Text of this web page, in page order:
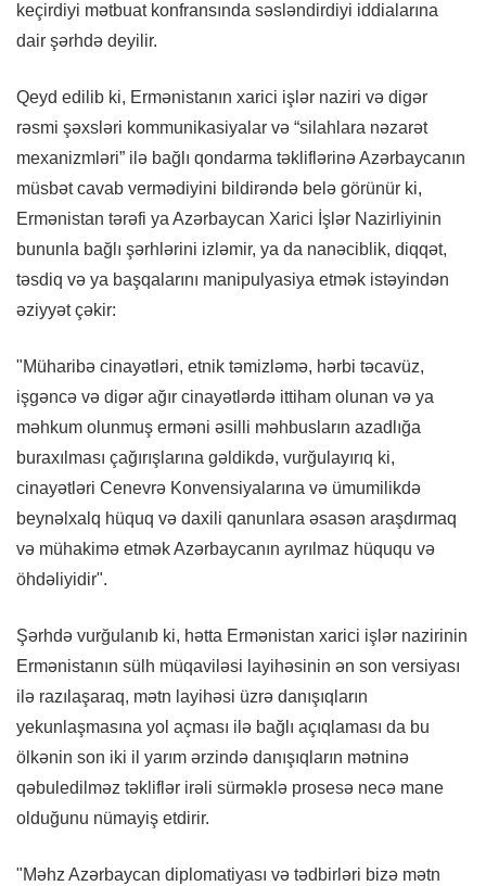
keçirdiyi mətbuat konfransında səsləndirdiyi iddialarına
dair şərhdə deyilir.
Qeyd edilib ki, Ermənistanın xarici işlər naziri və digər
rəsmi şəxsləri kommunikasiyalar və “silahlara nəzarət
mexanizmləri” ilə bağlı qondarma təkliflərinə Azərbaycanın
müsbət cavab vermədiyini bildirəndə belə görünür ki,
Ermənistan tərəfi ya Azərbaycan Xarici İşlər Nazirliyinin
bununla bağlı şərhlərini izləmir, ya da nanəciblik, diqqət,
təsdiq və ya başqalarını manipulyasiya etmək istəyindən
əziyyət çəkir:
"Müharibə cinayətləri, etnik təmizləmə, hərbi təcavüz,
işgəncə və digər ağır cinayətlərdə ittiham olunan və ya
məhkum olunmuş erməni əsilli məhbusların azadlığa
buraxılması çağırışlarına gəldikdə, vurğulayırıq ki,
cinayətləri Cenevrə Konvensiyalarına və ümumilikdə
beynəlxalq hüquq və daxili qanunlara əsasən araşdırmaq
və mühakimə etmək Azərbaycanın ayrılmaz hüququ və
öhdəliyidir".
Şərhdə vurğulanıb ki, hətta Ermənistan xarici işlər nazirinin
Ermənistanın sülh müqaviləsi layihəsinin ən son versiyası
ilə razılaşaraq, mətn layihəsi üzrə danışıqların
yekunlaşmasına yol açması ilə bağlı açıqlaması da bu
ölkənin son iki il yarım ərzində danışıqların mətninə
qəbuledilməz təkliflər irəli sürməklə prosesə necə mane
olduğunu nümayiş etdirir.
"Məhz Azərbaycan diplomatiyası və tədbirləri bizə mətn